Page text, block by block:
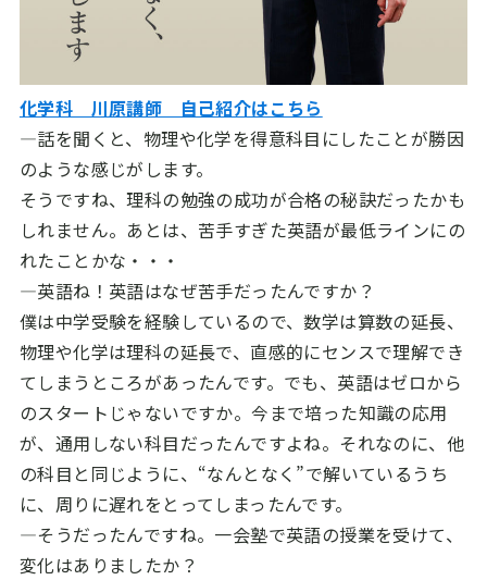
化学科 川原講師 自己紹介はこちら
―話を聞くと、物理や化学を得意科目にしたことが勝因
のような感じがします。
そうですね、理科の勉強の成功が合格の秘訣だったかも
しれません。あとは、苦手すぎた英語が最低ラインにの
れたことかな・・・
―英語ね！英語はなぜ苦手だったんですか？
僕は中学受験を経験しているので、数学は算数の延長、
物理や化学は理科の延長で、直感的にセンスで理解でき
てしまうところがあったんです。でも、英語はゼロから
のスタートじゃないですか。今まで培った知識の応用
が、通用しない科目だったんですよね。それなのに、他
の科目と同じように、“なんとなく”で解いているうち
に、周りに遅れをとってしまったんです。
―そうだったんですね。一会塾で英語の授業を受けて、
変化はありましたか？